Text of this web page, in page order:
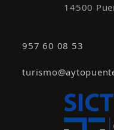
14500
957 60 08 53